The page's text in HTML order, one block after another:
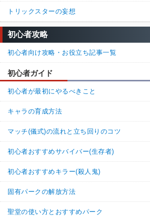
トリックスターの妄想
初心者攻略
初心者向け攻略・お役立ち記事一覧
初心者ガイド
初心者が最初にやるべきこと
キャラの育成方法
マッチ(儀式)の流れと立ち回りのコツ
初心者おすすめサバイバー(生存者)
初心者おすすめキラー(殺人鬼)
固有パークの解放方法
聖堂の使い方とおすすめパーク